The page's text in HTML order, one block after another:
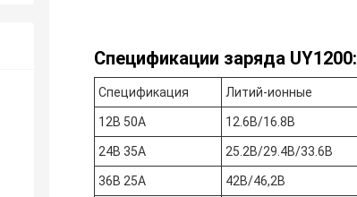
Спецификации заряда UY1200:
Спецификация Литий-ионные
12В 50А 12.6В/16.8В
24В 35А 25.2В/29.4В/33.6В
36В 25А 42В/46,2В